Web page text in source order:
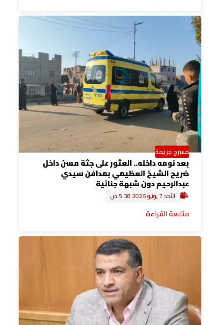
مسرح جريمة
بعد نومه داخله.. العثور على جثة مسن داخل
ضريح الشيخ العظيمي بمدافن سيدي
عبدالرحيم دون شبهة جنائية
الأحد 7 يونيو 2026 5:38 ص
متابعة القراءة